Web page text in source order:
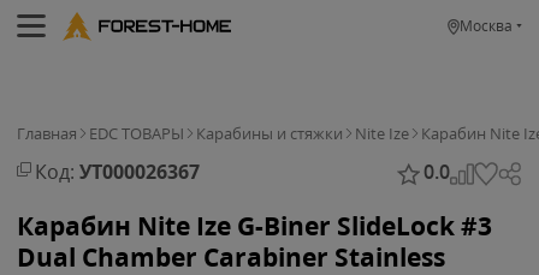
Москва
Главная EDC ТОВАРЫ Карабины и стяжки Nite Ize Карабин Nite
Код: УТ000026367 0.0
Карабин Nite Ize G-Biner SlideLock #3
Dual Chamber Carabiner Stainless